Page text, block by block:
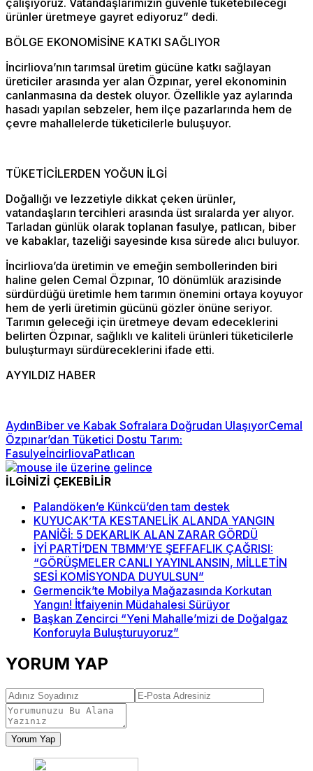
ürünler üretmeye gayret ediyoruz” dedi.
BÖLGE EKONOMİSİNE KATKI SAĞLIYOR
İncirliova’nın tarımsal üretim gücüne katkı sağlayan
üreticiler arasında yer alan Özpınar, yerel ekonominin
canlanmasına da destek oluyor. Özellikle yaz aylarında
hasadı yapılan sebzeler, hem ilçe pazarlarında hem de
çevre mahallelerde tüketicilerle buluşuyor.
TÜKETİCİLERDEN YOĞUN İLGİ
Doğallığı ve lezzetiyle dikkat çeken ürünler,
vatandaşların tercihleri arasında üst sıralarda yer alıyor.
Tarladan günlük olarak toplanan fasulye, patlıcan, biber
ve kabaklar, tazeliği sayesinde kısa sürede alıcı buluyor.
İncirliova’da üretimin ve emeğin sembollerinden biri
haline gelen Cemal Özpınar, 10 dönümlük arazisinde
sürdürdüğü üretimle hem tarımın önemini ortaya koyuyor
hem de yerli üretimin gücünü gözler önüne seriyor.
Tarımın geleceği için üretmeye devam edeceklerini
belirten Özpınar, sağlıklı ve kaliteli ürünleri tüketicilerle
buluşturmayı sürdüreceklerini ifade etti.
AYYILDIZ HABER
AydınBiber ve Kabak Sofralara Doğrudan UlaşıyorCemal
Özpınar’dan Tüketici Dostu Tarım:
FasulyeİncirliovaPatlıcan
İLGİNİZİ ÇEKEBİLİR
Palandöken’e Künkcü’den tam destek
KUYUCAK’TA KESTANELİK ALANDA YANGIN
PANİĞİ: 5 DEKARLIK ALAN ZARAR GÖRDÜ
İYİ PARTİ’DEN TBMM’YE ŞEFFAFLIK ÇAĞRISI:
“GÖRÜŞMELER CANLI YAYINLANSIN, MİLLETİN
SESİ KOMİSYONDA DUYULSUN”
Germencik’te Mobilya Mağazasında Korkutan
Yangın! İtfaiyenin Müdahalesi Sürüyor
Başkan Zencirci “Yeni Mahalle’mizi de Doğalgaz
Konforuyla Buluşturuyoruz”
YORUM YAP
Yorum Yap